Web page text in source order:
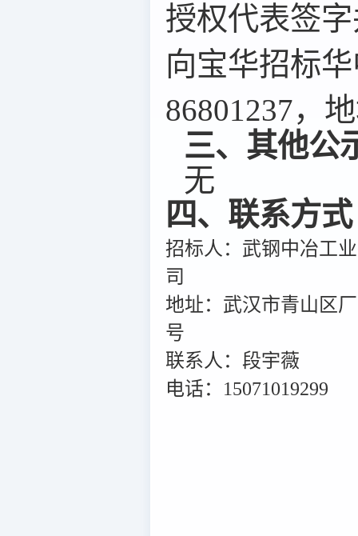
授权代表签
向宝华招标
86801237，
三、其他公
无
四、联系方式
招标人：武钢中冶工
司
地址：武汉市青山区
号
联系人：段宇薇
电话：15071019299